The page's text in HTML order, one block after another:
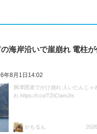
海岸沿いで崖崩れ 電柱が
年8月1日14:02
興津西港でがけ崩れ 人いたんじゃ
れ https://t.co/TZtCIamJIs
かもるん